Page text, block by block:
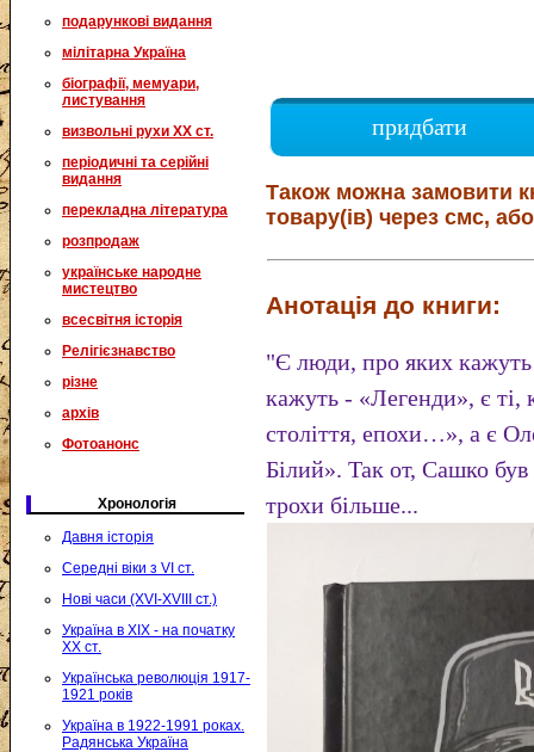
подарункові видання
мілітарна Україна
біографії, мемуари,
листування
визвольні рухи XX ст.
періодичні та серійні
видання
перекладна література
розпродаж
українське народне
мистецтво
всесвітня історія
Релігієзнавство
різне
архів
Фотоанонс
Хронологія
Давня історія
Середні віки з VI ст.
Нові часи (XVI-XVIII ст.)
Україна в XIX - на початку
XX ст.
Українська революція 1917-
1921 років
Україна в 1922-1991 роках.
Радянська Україна
придбати
Також можна замовити
товару(ів) через смс,
Анотація до книги:
"Є люди, про яких
кажуть - «Легенди», є
століття, епохи…», а є
Білий». Так от, Сашко був
трохи більше...